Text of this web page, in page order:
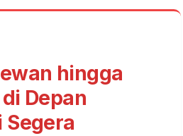
hingga
Depan
Segera